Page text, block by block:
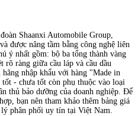
Shaanxi Automobile Group,
được nâng tầm bằng công nghệ liên
ý nhất gồm: bộ ba tổng thành vàng
ràng giữa cầu láp và cầu dầu
nhập khẩu với hàng "Made in
- chưa tốt còn phụ thuộc vào loại
thủ bảo dưỡng của doanh nghiệp. Để
bạn nên tham khảo thêm bảng giá
phân phối uy tín tại Việt Nam.